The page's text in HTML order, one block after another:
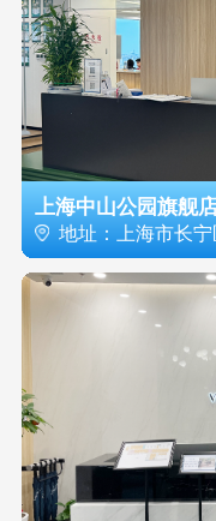
上海中山公园旗舰
地址：上海市长